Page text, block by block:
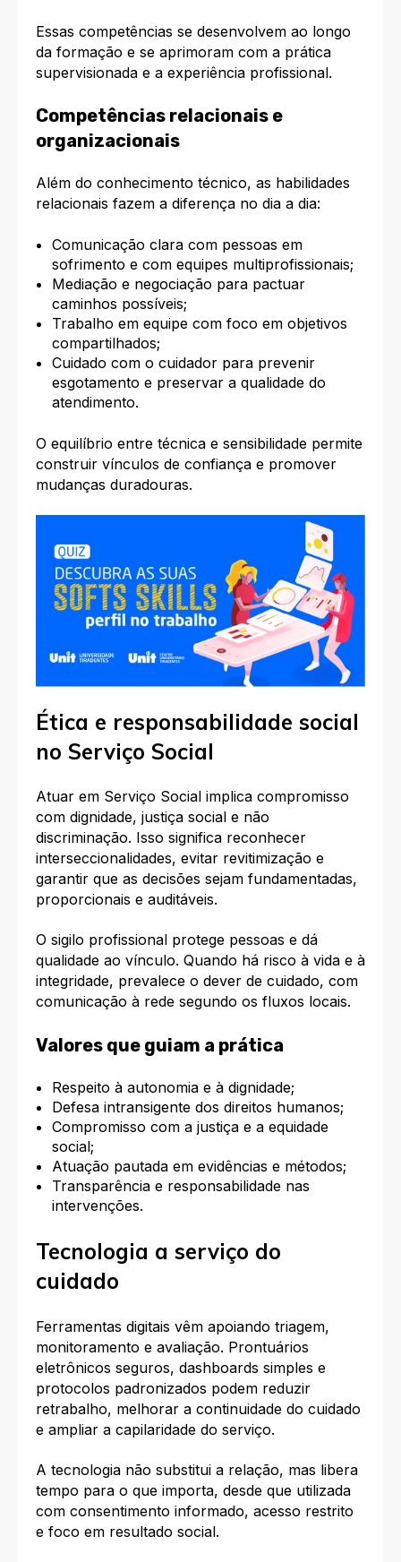
Essas competências se desenvolvem ao longo
da formação e se aprimoram com a prática
supervisionada e a experiência profissional.
Competências relacionais e
organizacionais
Além do conhecimento técnico, as habilidades
relacionais fazem a diferença no dia a dia:
Comunicação clara com pessoas em
sofrimento e com equipes multiprofissionais;
Mediação e negociação para pactuar
caminhos possíveis;
Trabalho em equipe com foco em objetivos
compartilhados;
Cuidado com o cuidador para prevenir
esgotamento e preservar a qualidade do
atendimento.
O equilíbrio entre técnica e sensibilidade permite
construir vínculos de confiança e promover
mudanças duradouras.
Ética e responsabilidade social
no Serviço Social
Atuar em Serviço Social implica compromisso
com dignidade, justiça social e não
discriminação. Isso significa reconhecer
interseccionalidades, evitar revitimização e
garantir que as decisões sejam fundamentadas,
proporcionais e auditáveis.
O sigilo profissional protege pessoas e dá
qualidade ao vínculo. Quando há risco à vida e à
integridade, prevalece o dever de cuidado, com
comunicação à rede segundo os fluxos locais.
Valores que guiam a prática
Respeito à autonomia e à dignidade;
Defesa intransigente dos direitos humanos;
Compromisso com a justiça e a equidade
social;
Atuação pautada em evidências e métodos;
Transparência e responsabilidade nas
intervenções.
Tecnologia a serviço do
cuidado
Ferramentas digitais vêm apoiando triagem,
monitoramento e avaliação. Prontuários
eletrônicos seguros, dashboards simples e
protocolos padronizados podem reduzir
retrabalho, melhorar a continuidade do cuidado
e ampliar a capilaridade do serviço.
A tecnologia não substitui a relação, mas libera
tempo para o que importa, desde que utilizada
com consentimento informado, acesso restrito
e foco em resultado social.